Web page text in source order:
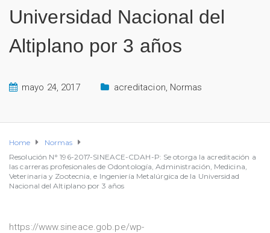
Universidad Nacional del
Altiplano por 3 años
mayo 24, 2017 acreditacion, Normas
Home
Normas
Resolución N° 196-2017-SINEACE-CDAH-P: Se otorga la acreditación a
las carreras profesionales de Odontología, Administración, Medicina,
Veterinaria y Zootecnia, e Ingeniería Metalúrgica de la Universidad
Nacional del Altiplano por 3 años
https://www.sineace.gob.pe/wp-